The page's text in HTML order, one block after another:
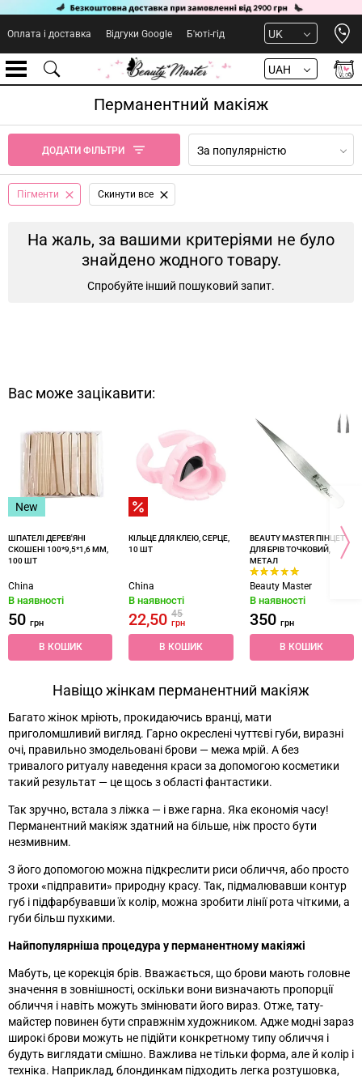
Оплата і доставка Відгуки Google Б'юті-гід UK
UAH
Перманентний макіяж
ДОДАТИ ФІЛЬТРИ За популярністю
Пігменти Cкинути все
На жаль, за вашими критеріями не було
знайдено жодного товару.
Спробуйте інший пошуковий запит.
Вас може зацікавити:
New
ШПАТЕЛІ ДЕРЕВ'ЯНІ
СКОШЕНІ 100*9,5*1,6 ММ,
100 ШТ
China
В наявності
50 грн
В КОШИК
КІЛЬЦЕ ДЛЯ КЛЕЮ, СЕРЦЕ,
10 ШТ
China
В наявності
22,5045
грн
В КОШИК
BEAUTY MASTER ПІНЦЕТ
ДЛЯ БРІВ ТОЧКОВИЙ,
МЕТАЛ
Beauty Master
В наявності
350 грн
В КОШИК
Навіщо жінкам перманентний макіяж
Багато жінок мріють, прокидаючись вранці, мати
приголомшливий вигляд. Гарно окреслені чуттєві губи, виразні
очі, правильно змодельовані брови — межа мрій. А без
тривалого ритуалу наведення краси за допомогою косметики
такий результат — це щось з області фантастики.
Так зручно, встала з ліжка — і вже гарна. Яка економія часу!
Перманентний макіяж здатний на більше, ніж просто бути
незмивним.
З його допомогою можна підкреслити риси обличчя, або просто
трохи «підправити» природну красу. Так, підмалювавши контур
губ і підфарбувавши їх колір, можна зробити лінії рота чіткими, а
губи більш пухкими.
Найпопулярніша процедура у перманентному макіяжі
Мабуть, це корекція брів. Вважається, що брови мають головне
значення в зовнішності, оскільки вони визначають пропорції
обличчя і навіть можуть змінювати його вираз. Отже, тату-
майстер повинен бути справжнім художником. Адже модні зараз
широкі брови можуть не підійти конкретному типу обличчя і
будуть виглядати смішно. Важлива не тільки форма, але й колір і
техніка. Наприклад, блондинкам підходить легка розтушовка,